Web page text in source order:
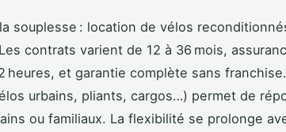
souplesse : location de vélos
contrats varient de 12 à 36 mois,
heures, et garantie complète sans
urbains, pliants, cargos…) permet de
ou familiaux. La flexibilité se prolonge